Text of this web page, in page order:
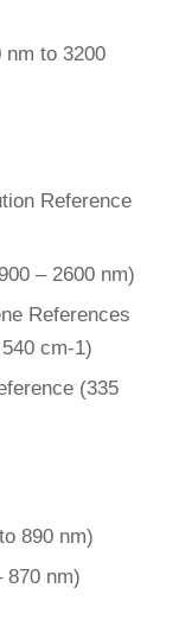
to 3200
Reference
– 2600 nm)
References
cm-1)
(335
890 nm)
870 nm)